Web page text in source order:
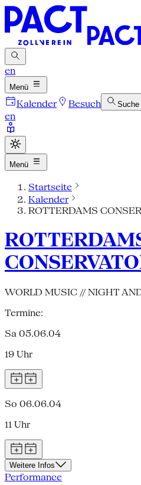
en
Menü
Kalender Besuch Suche
en
Menü
Startseite
Kalender
ROTTERDAMS
WORLD MUSIC // NIGHT
Termine:
Sa 05.06.04
19 Uhr
So 06.06.04
11 Uhr
Weitere Infos
Performance